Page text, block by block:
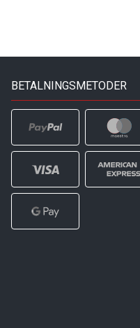
BETALNINGSMETODER